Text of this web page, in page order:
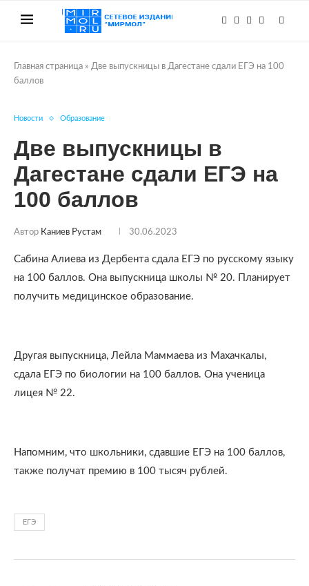
Главная страница » Две выпускницы в Дагестане сдали ЕГЭ на 100
баллов
Новости Образование
Две выпускницы в
Дагестане сдали ЕГЭ на
100 баллов
Автор Каниев Рустам 30.06.2023
Сабина Алиева из Дербента сдала ЕГЭ по русскому языку
на 100 баллов. Она выпускница школы № 20. Планирует
получить медицинское образование.
Другая выпускница, Лейла Маммаева из Махачкалы,
сдала ЕГЭ по биологии на 100 баллов. Она ученица
лицея № 22.
Напомним, что школьники, сдавшие ЕГЭ на 100 баллов,
также получат премию в 100 тысяч рублей.
ЕГЭ